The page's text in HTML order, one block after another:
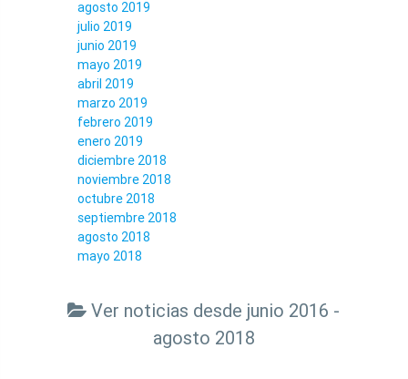
agosto 2019
julio 2019
junio 2019
mayo 2019
abril 2019
marzo 2019
febrero 2019
enero 2019
diciembre 2018
noviembre 2018
octubre 2018
septiembre 2018
agosto 2018
mayo 2018
Ver noticias desde junio 2016 -
agosto 2018